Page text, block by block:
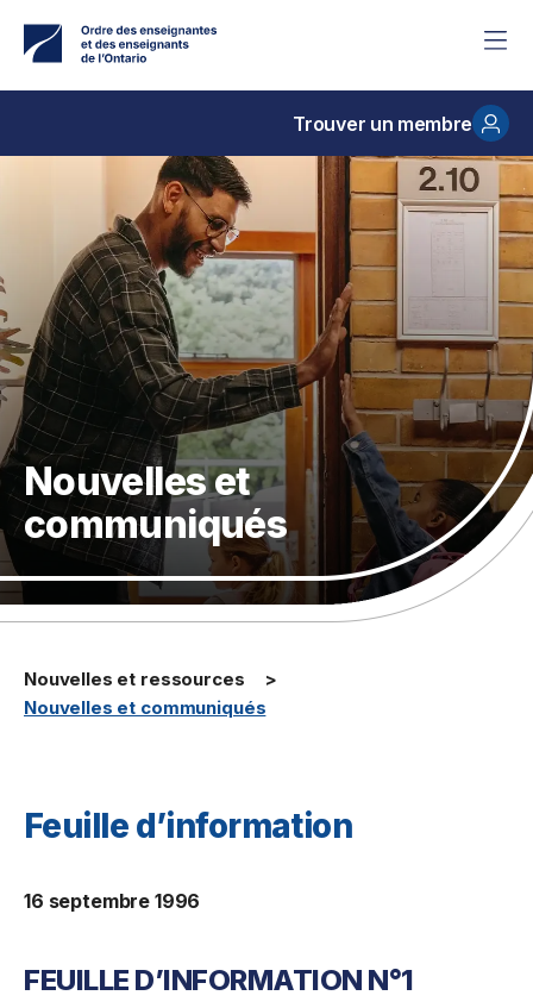
contenu
Trouver un membre
Nouvelles et
communiqués
Nouvelles et ressources
Nouvelles et communiqués
Feuille d’information
16 septembre 1996
FEUILLE D’INFORMATION N°1